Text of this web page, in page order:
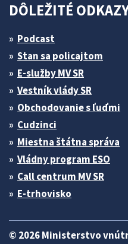
DÔLEŽITÉ
Podcast
Stan sa policajtom
E-služby MV SR
Vestník vlády SR
Obchodovanie s ľuďmi
Cudzinci
Miestna štátna správa
Vládny program ESO
Call centrum MV SR
E-trhovisko
© 2026 Ministerstvo